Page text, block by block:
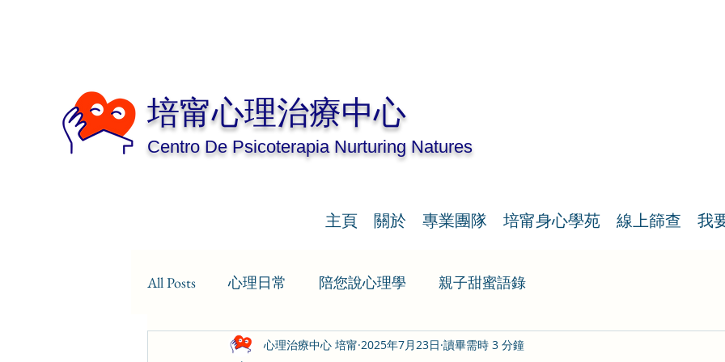
培甯心理治療中心
Centro De Psicoterapia Nurturing Natures
主頁 關於 專業團隊 培甯身心學苑 線上篩查 我
All Posts 心理日常 陪您說心理學 親子甜蜜語錄
心理治療中心 培甯 2025年7月23日 讀畢需時 3 分鐘